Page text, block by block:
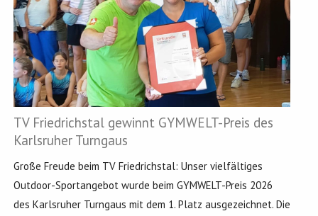
TV Friedrichstal gewinnt GYMWELT-Preis des
Karlsruher Turngaus
Große Freude beim TV Friedrichstal: Unser vielfältiges
Outdoor-Sportangebot wurde beim GYMWELT-Preis 2026
des Karlsruher Turngaus mit dem 1. Platz ausgezeichnet. Die